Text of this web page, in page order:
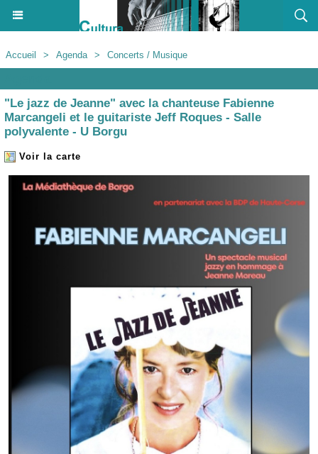
Accueil > Agenda > Concerts / Musique
"Le jazz de Jeanne" avec la chanteuse Fabienne
Marcangeli et le guitariste Jeff Roques - Salle
polyvalente - U Borgu
Voir la carte